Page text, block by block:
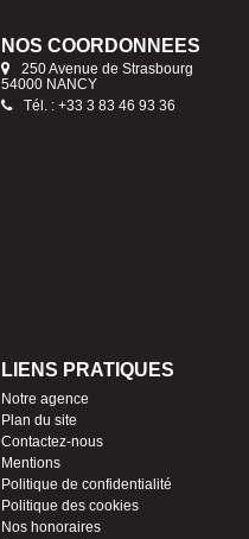
NOS COORDONNÉES
250 Avenue de Strasbourg
54000 NANCY
Tél. : +33 3 83 46 93 36
LIENS PRATIQUES
Notre agence
Plan du site
Contactez-nous
Mentions
Politique de confidentialité
Politique des cookies
Nos honoraires